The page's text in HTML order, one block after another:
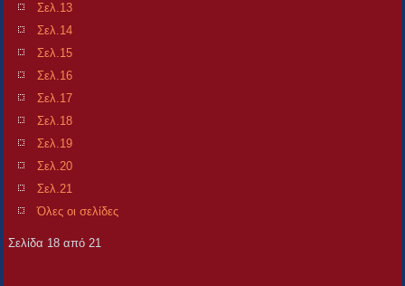
Σελ.13
Σελ.14
Σελ.15
Σελ.16
Σελ.17
Σελ.18
Σελ.19
Σελ.20
Σελ.21
Όλες οι σελίδες
Σελίδα 18 από 21